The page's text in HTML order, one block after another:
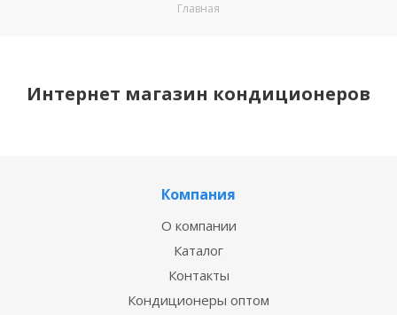
Главная
Интернет магазин кондиционеров
Компания
О компании
Каталог
Контакты
Кондиционеры оптом